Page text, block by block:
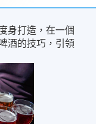
身打造，在一個
酒的技巧，引領